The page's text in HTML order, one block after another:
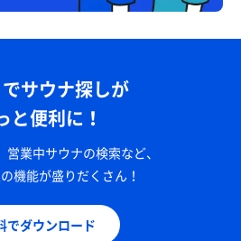
サウナ探しが
と便利に！
業中サウナの検索など、
機能が盛りだくさん！
でダウンロード